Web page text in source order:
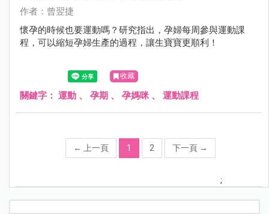
作者：曾翌捷
懷孕的時候也要運動嗎？研究指出，孕婦每周參與運動課
程，可以縮短孕婦生產的過程，讓生寶寶更順利！
收藏
關鍵字： 運動 、 孕期 、 孕媽咪、 運動課程
← 上一頁 1 2 下一頁 →
;